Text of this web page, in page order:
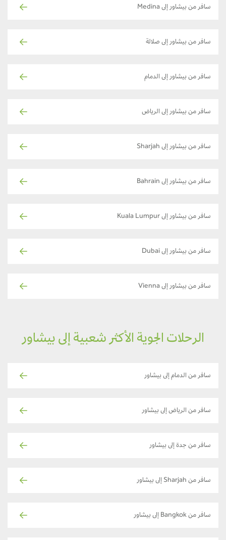
سافر من بيشاور إلى Medina
سافر من بيشاور إلى صلالة
سافر من بيشاور إلى الدمام
سافر من بيشاور إلى الرياض
سافر من بيشاور إلى Sharjah
سافر من بيشاور إلى Bahrain
سافر من بيشاور إلى Kuala Lumpur
سافر من بيشاور إلى Dubai
سافر من بيشاور إلى Vienna
الرحلات الجوية الأكثر شعبية إلى بيشاور
سافر من الدمام إلى بيشاور
سافر من الرياض إلى بيشاور
سافر من جدة إلى بيشاور
سافر من Sharjah إلى بيشاور
سافر من Bangkok إلى بيشاور